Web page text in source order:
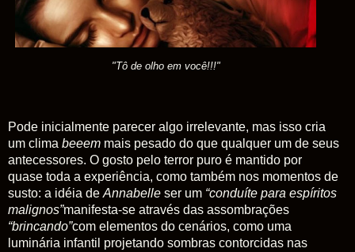
"Tô de olho em você!!!"
Pode inicialmente parecer algo irrelevante, mas isso cria
um clima beeem mais pesado do que qualquer um de seus
antecessores. O gosto pelo terror puro é mantido por
quase toda a experiência, como também nos momentos de
susto: a idéia de Annabelle ser um “conduíte para espíritos
malignos”manifesta-se através das assombrações
“brincando”com elementos do cenários, como uma
luminária infantil projetando sombras contorcidas nas